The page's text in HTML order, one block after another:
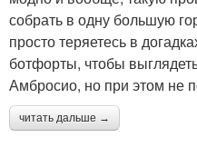
собрать в одну большую
просто теряетесь в
ботфорты, чтобы
Амбросио, но при этом не
читать дальше →